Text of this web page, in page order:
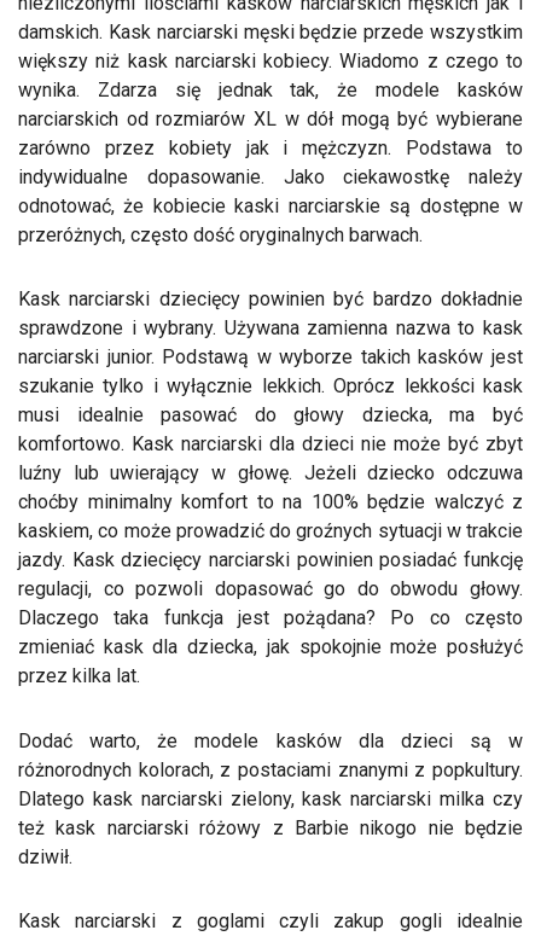
damskich. Kask narciarski męski będzie przede wszystkim
większy niż kask narciarski kobiecy. Wiadomo z czego to
wynika. Zdarza się jednak tak, że modele kasków
narciarskich od rozmiarów XL w dół mogą być wybierane
zarówno przez kobiety jak i mężczyzn. Podstawa to
indywidualne dopasowanie. Jako ciekawostkę należy
odnotować, że kobiecie kaski narciarskie są dostępne w
przeróżnych, często dość oryginalnych barwach.
Kask narciarski dziecięcy powinien być bardzo dokładnie
sprawdzone i wybrany. Używana zamienna nazwa to kask
narciarski junior. Podstawą w wyborze takich kasków jest
szukanie tylko i wyłącznie lekkich. Oprócz lekkości kask
musi idealnie pasować do głowy dziecka, ma być
komfortowo. Kask narciarski dla dzieci nie może być zbyt
luźny lub uwierający w głowę. Jeżeli dziecko odczuwa
choćby minimalny komfort to na 100% będzie walczyć z
kaskiem, co może prowadzić do groźnych sytuacji w trakcie
jazdy. Kask dziecięcy narciarski powinien posiadać funkcję
regulacji, co pozwoli dopasować go do obwodu głowy.
Dlaczego taka funkcja jest pożądana? Po co często
zmieniać kask dla dziecka, jak spokojnie może posłużyć
przez kilka lat.
Dodać warto, że modele kasków dla dzieci są w
różnorodnych kolorach, z postaciami znanymi z popkultury.
Dlatego kask narciarski zielony, kask narciarski milka czy
też kask narciarski różowy z Barbie nikogo nie będzie
dziwił.
Kask narciarski z goglami czyli zakup gogli idealnie